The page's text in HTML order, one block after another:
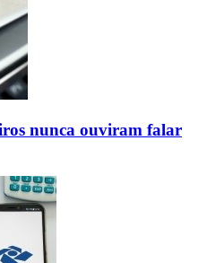
nunca ouviram falar